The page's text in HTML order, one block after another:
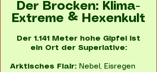
Der Brocken: Klima-
Extreme & Hexenkult
Der 1.141 Meter hohe Gipfel ist
ein Ort der Superlative:
Arktisches Flair: Nebel, Eisregen